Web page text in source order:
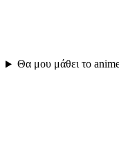
Θα μου μάθει το